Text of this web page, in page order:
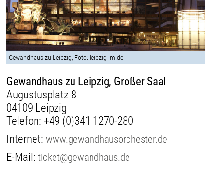
Gewandhaus zu Leipzig, Foto: leipzig-im.de
Gewandhaus zu Leipzig, Großer Saal
Augustusplatz 8
04109 Leipzig
Telefon: +49 (0)341 1270-280
Internet:www.gewandhausorchester.de
E-Mail:ticket@gewandhaus.de